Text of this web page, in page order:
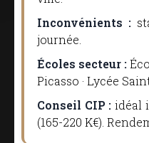
Inconvénients :
journée.
Écoles secteur :
Picasso · Lycée
Conseil CIP : idéal
(165-220 K€).